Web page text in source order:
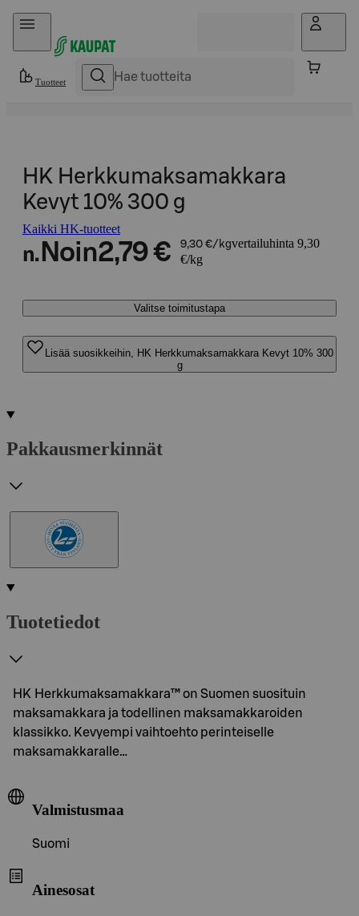
Hyppää sisältöön
Tuotteet
HK Herkkumaksamakkara
Kevyt 10% 300 g
Kaikki HK-tuotteet
n. Noin2,79 € 9,30 €/kgvertailuhinta 9,30
€/kg
Valitse toimitustapa
Lisää suosikkeihin, HK Herkkumaksamakkara Kevyt 10% 300
g
Pakkausmerkinnät
Tuotetiedot
HK Herkkumaksamakkara™ on Suomen suosituin
maksamakkara ja todellinen maksamakkaroiden
klassikko. Kevyempi vaihtoehto perinteiselle
maksamakkaralle…
Valmistusmaa
Suomi
Ainesosat